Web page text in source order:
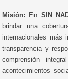
Misión: En SIN
brindar una
internacionales más
transparencia y
comprensión
acontecimientos